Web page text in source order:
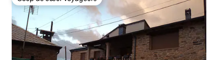
Coup de cœur voyageurs